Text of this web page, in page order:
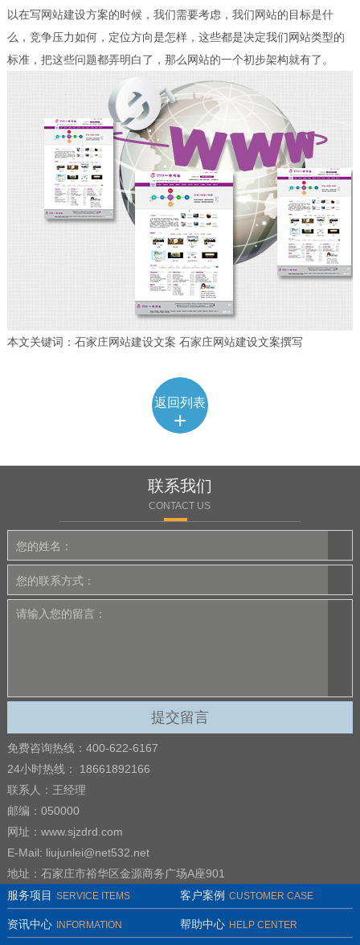
以在写网站建设方案的时候，我们需要考虑，我们网站的目标是什
么，竞争压力如何，定位方向是怎样，这些都是决定我们网站类型的
标准，把这些问题都弄明白了，那么网站的一个初步架构就有了。
本文关键词：石家庄网站建设文案 石家庄网站建设文案撰写
返回列表
+
联系我们
CONTACT US
免费咨询热线：400-622-6167
24小时热线： 18661892166
联系人：王经理
邮编：050000
网址：www.sjzdrd.com
E-Mail: liujunlei@net532.net
地址：石家庄市裕华区金源商务广场A座901
服务项目 SERVICE ITEMS 客户案例 CUSTOMER CASE
资讯中心 INFORMATION 帮助中心 HELP CENTER